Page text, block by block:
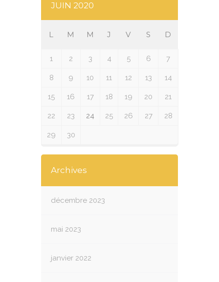
JUIN 2020
L M M J V S D
1 2 3 4 5 6 7
8 9 10 11 12 13 14
15 16 17 18 19 20 21
22 23 24 25 26 27 28
29 30
Archives
décembre 2023
mai 2023
janvier 2022